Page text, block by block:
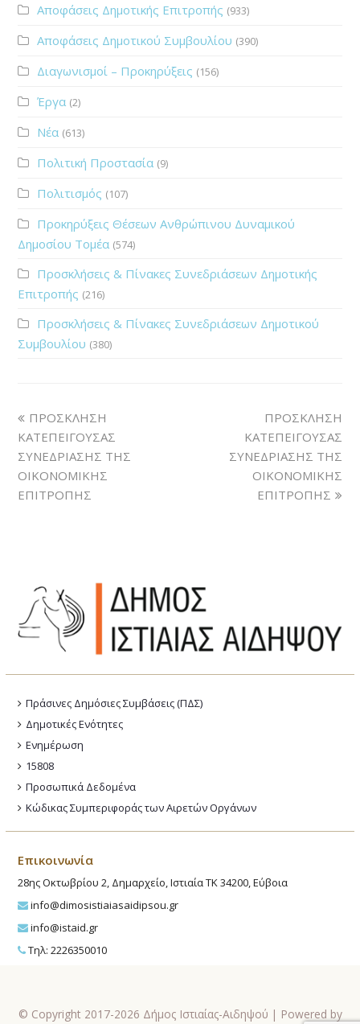
Αποφάσεις Δημοτικής Επιτροπής (933)
Αποφάσεις Δημοτικού Συμβουλίου (390)
Διαγωνισμοί – Προκηρύξεις (156)
Έργα (2)
Νέα (613)
Πολιτική Προστασία (9)
Πολιτισμός (107)
Προκηρύξεις Θέσεων Ανθρώπινου Δυναμικού
Δημοσίου Τομέα (574)
Προσκλήσεις & Πίνακες Συνεδριάσεων Δημοτικής
Επιτροπής (216)
Προσκλήσεις & Πίνακες Συνεδριάσεων Δημοτικού
Συμβουλίου (380)
ΠΡΟΣΚΛΗΣΗ
ΚΑΤΕΠΕΙΓΟΥΣΑΣ
ΣΥΝΕΔΡΙΑΣΗΣ ΤΗΣ
ΟΙΚΟΝΟΜΙΚΗΣ
ΕΠΙΤΡΟΠΗΣ
ΠΡΟΣΚΛΗΣΗ
ΚΑΤΕΠΕΙΓΟΥΣΑΣ
ΣΥΝΕΔΡΙΑΣΗΣ ΤΗΣ
ΟΙΚΟΝΟΜΙΚΗΣ
ΕΠΙΤΡΟΠΗΣ
Πράσινες Δημόσιες Συμβάσεις (ΠΔΣ)
Δημοτικές Ενότητες
Ενημέρωση
15808
Προσωπικά Δεδομένα
Κώδικας Συμπεριφοράς των Αιρετών Οργάνων
Επικοινωνία
28ης Οκτωβρίου 2, Δημαρχείο, Ιστιαία ΤΚ 34200, Εύβοια
info@dimosistiaiasaidipsou.gr
info@istaid.gr
Τηλ: 2226350010
© Copyright 2017-2026 Δήμος Ιστιαίας-Αιδηψού | Powered by